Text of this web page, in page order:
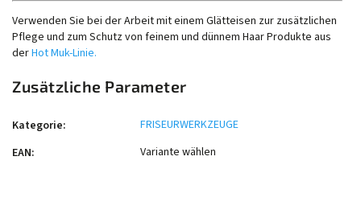
Verwenden Sie bei der Arbeit mit einem Glätteisen zur zusätzlichen
Pflege und zum Schutz von feinem und dünnem Haar Produkte aus
derHot Muk-Linie.
Zusätzliche Parameter
Kategorie:
FRISEURWERKZEUGE
EAN: Variante wählen